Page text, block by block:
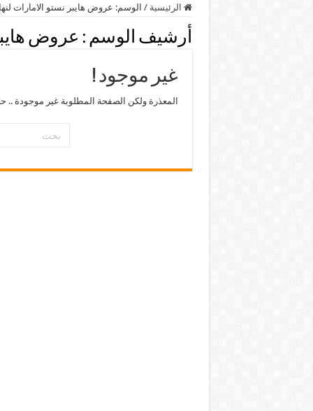
الرئيسية / الوسم: عروض هايبر نستو الامارات
أرشيف الوسم : عروض
غير موجود !
المعذرة ولكن الصفحة المطلوبة غير موجودة